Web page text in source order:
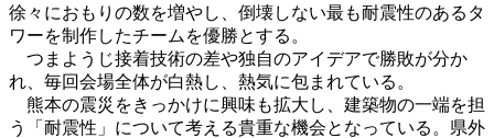
徐々におもりの数を増やし、倒壊しない最も耐震性のあるタ
ワーを制作したチームを優勝とする。
つまようじ接着技術の差や独自のアイデアで勝敗が分か
れ、毎回会場全体が白熱し、熱気に包まれている。
熊本の震災をきっかけに興味も拡大し、建築物の一端を担
う「耐震性」について考える貴重な機会となっている。県外